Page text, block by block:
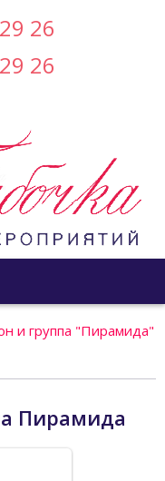
26
26
и группа "Пирамида"
Пирамида